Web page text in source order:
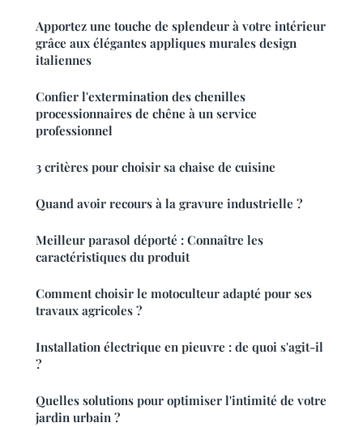
Apportez une touche de splendeur à votre intérieur
grâce aux élégantes appliques murales design
italiennes
Confier l'extermination des chenilles
processionnaires de chêne à un service
professionnel
3 critères pour choisir sa chaise de cuisine
Quand avoir recours à la gravure industrielle ?
Meilleur parasol déporté : Connaître les
caractéristiques du produit
Comment choisir le motoculteur adapté pour ses
travaux agricoles ?
Installation électrique en pieuvre : de quoi s'agit-il
?
Quelles solutions pour optimiser l'intimité de votre
jardin urbain ?